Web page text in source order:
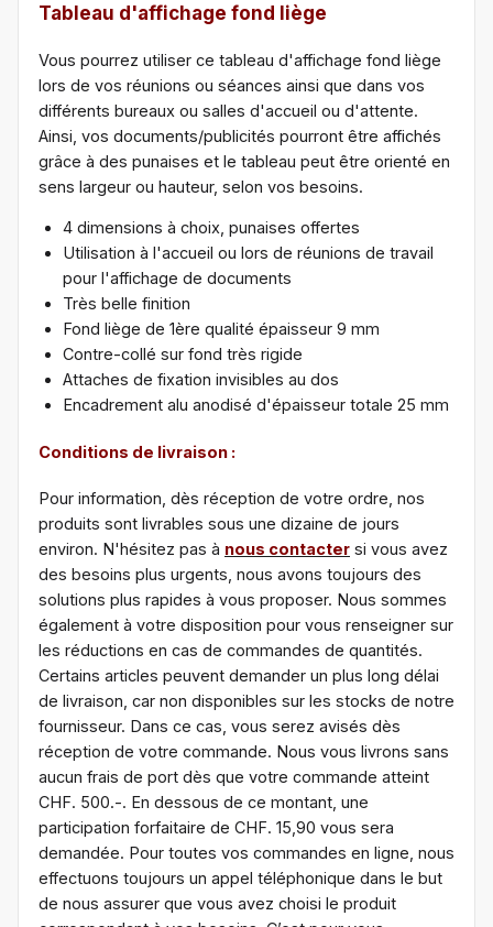
Tableau d'affichage fond liège
Vous pourrez utiliser ce tableau d'affichage fond liège
lors de vos réunions ou séances ainsi que dans vos
différents bureaux ou salles d'accueil ou d'attente.
Ainsi, vos documents/publicités pourront être affichés
grâce à des punaises et le tableau peut être orienté en
sens largeur ou hauteur, selon vos besoins.
4 dimensions à choix, punaises offertes
Utilisation à l'accueil ou lors de réunions de travail
pour l'affichage de documents
Très belle finition
Fond liège de 1ère qualité épaisseur 9 mm
Contre-collé sur fond très rigide
Attaches de fixation invisibles au dos
Encadrement alu anodisé d'épaisseur totale 25 mm
Conditions de livraison :
Pour information, dès réception de votre ordre, nos
produits sont livrables sous une dizaine de jours
environ. N'hésitez pas à nous contacter si vous avez
des besoins plus urgents, nous avons toujours des
solutions plus rapides à vous proposer. Nous sommes
également à votre disposition pour vous renseigner sur
les réductions en cas de commandes de quantités.
Certains articles peuvent demander un plus long délai
de livraison, car non disponibles sur les stocks de notre
fournisseur. Dans ce cas, vous serez avisés dès
réception de votre commande. Nous vous livrons sans
aucun frais de port dès que votre commande atteint
CHF. 500.-. En dessous de ce montant, une
participation forfaitaire de CHF. 15,90 vous sera
demandée. Pour toutes vos commandes en ligne, nous
effectuons toujours un appel téléphonique dans le but
de nous assurer que vous avez choisi le produit